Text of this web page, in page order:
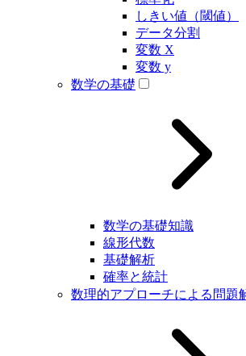
しきい値（閾値）
データ分割
変数 X
変数 y
数学の基礎
数学の基礎知識
線形代数
基礎解析
確率と統計
数理的アプローチによる問題